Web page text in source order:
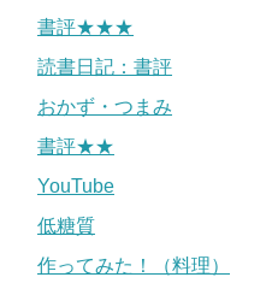
書評★★★
読書日記：書評
おかず・つまみ
書評★★
YouTube
低糖質
作ってみた！（料理）